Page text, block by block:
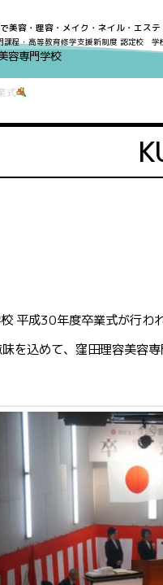
美容・理容・メイク・ネイル・エス
課程・高等教育修学支援新制度 認定校 学
容専門学校
式
平成30年度卒業式が行わ
を込めて、窪田理容美容